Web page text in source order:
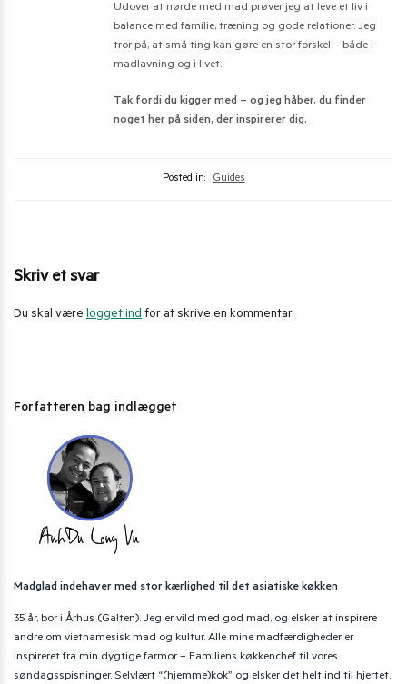
Udover at nørde med mad prøver jeg at leve et liv i
balance med familie, træning og gode relationer. Jeg
tror på, at små ting kan gøre en stor forskel – både i
madlavning og i livet.
Tak fordi du kigger med – og jeg håber, du finder
noget her på siden, der inspirerer dig.
Posted in: Guides
Skriv et svar
Du skal være logget ind for at skrive en kommentar.
Forfatteren bag indlægget
Madglad indehaver med stor kærlighed til det asiatiske køkken
35 år, bor i Århus (Galten). Jeg er vild med god mad, og elsker at inspirere
andre om vietnamesisk mad og kultur. Alle mine madfærdigheder er
inspireret fra min dygtige farmor – Familiens køkkenchef til vores
søndagsspisninger. Selvlært “(hjemme)kok” og elsker det helt ind til hjertet.